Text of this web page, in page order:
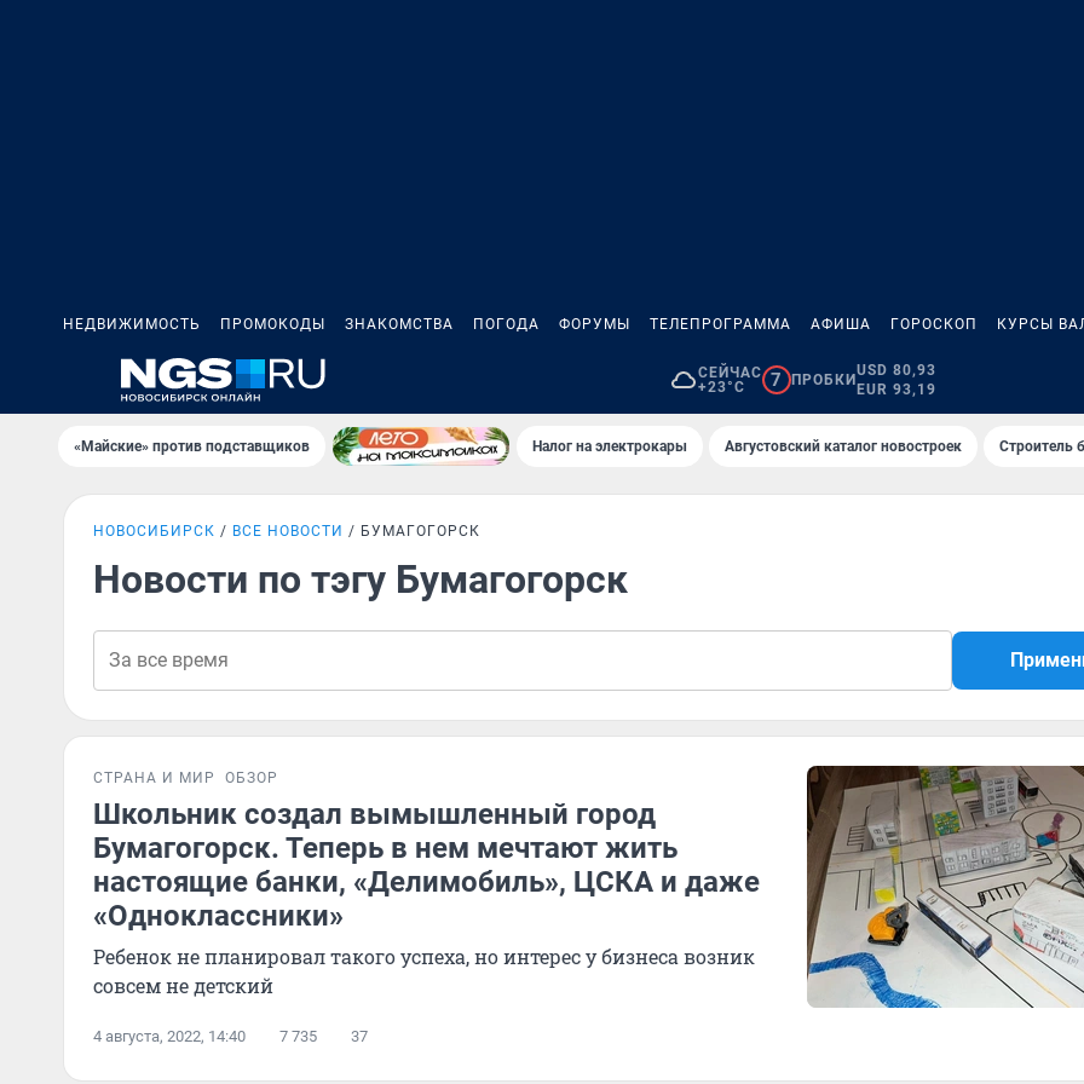
НЕДВИЖИМОСТЬ ПРОМОКОДЫ ЗНАКОМСТВА ПОГОДА ФОРУМЫ ТЕЛЕПРОГРАММА АФИША ГОРОСКОП КУРСЫ
СЕЙЧАС
+23°C
7 ПРОБКИ
USD 80,93
EUR 93,19
«Майские» против подставщиков Налог на электрокары Августовский каталог новостроек Строитель
НОВОСИБИРСК ВСЕ НОВОСТИ БУМАГОГОРСК
Новости по тэгу Бумагогорск
СТРАНА И МИР ОБЗОР
Школьник создал вымышленный город
Бумагогорск. Теперь в нем мечтают жить
настоящие банки, «Делимобиль», ЦСКА и даже
«Одноклассники»
Ребенок не планировал такого успеха, но интерес у бизнеса возник
совсем не детский
4 августа, 2022, 14:40 7 735 37